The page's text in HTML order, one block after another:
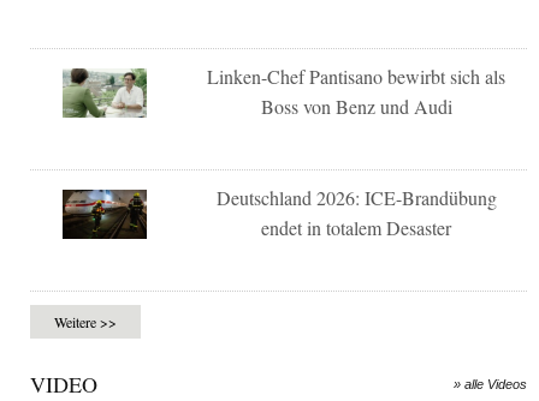
Linken-Chef Pantisano bewirbt sich als
Boss von Benz und Audi
Deutschland 2026: ICE-Brandübung
endet in totalem Desaster
Weitere >>
VIDEO » alle Videos